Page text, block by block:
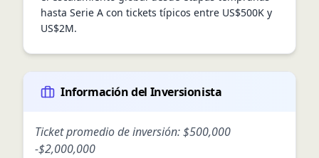
hasta Serie A con tickets típicos entre US$500K y
US$2M.
Información del Inversionista
Ticket promedio de inversión:$500,000
-$2,000,000